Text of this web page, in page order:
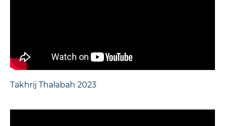
Takhrij Thalabah 2023